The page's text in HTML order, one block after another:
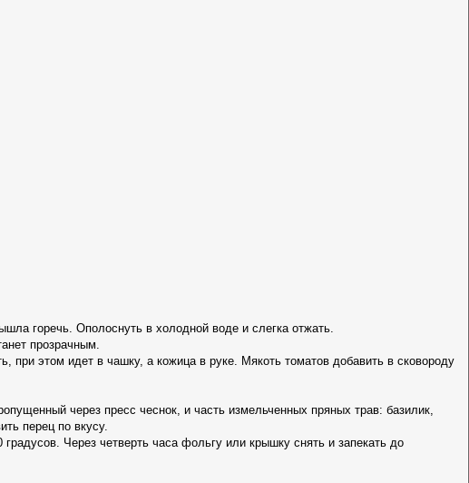
горечь. Ополоснуть в холодной воде и слегка отжать.
прозрачным.
при этом идет в чашку, а кожица в руке. Мякоть томатов добавить в сковороду
через пресс чеснок, и часть измельченных пряных трав: базилик,
перец по вкусу.
Через четверть часа фольгу или крышку снять и запекать до